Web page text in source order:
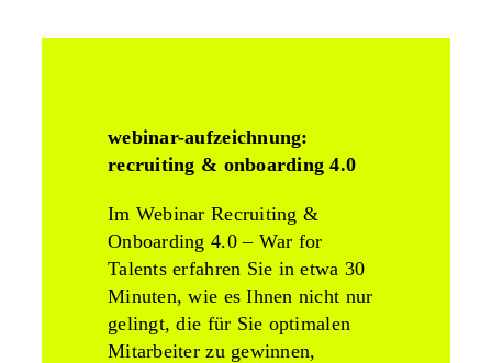
webinar-aufzeichnung:
recruiting & onboarding 4.0
Im Webinar Recruiting &
Onboarding 4.0 – War for
Talents erfahren Sie in etwa 30
Minuten, wie es Ihnen nicht nur
gelingt, die für Sie optimalen
Mitarbeiter zu gewinnen,